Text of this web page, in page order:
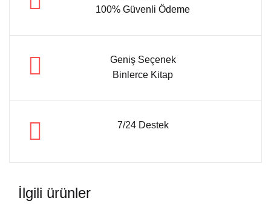
100% Güvenli Ödeme
Geniş Seçenek
Binlerce Kitap
7/24 Destek
İlgili ürünler